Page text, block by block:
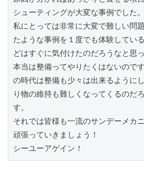
シューティングが大変な事例でした。
私にとっては非常に大変で難しい問
たような事例を１度でも体験してい
どはすぐに気付けたのだろうなと思
本当は整備ってやりたくはないので
の時代は整備も少々は出来るように
り物の維持も難しくなってくるのだ
す。
それでは皆様も一流のサンデーメカ
頑張っていきましょう！
シーユーアゲイン！